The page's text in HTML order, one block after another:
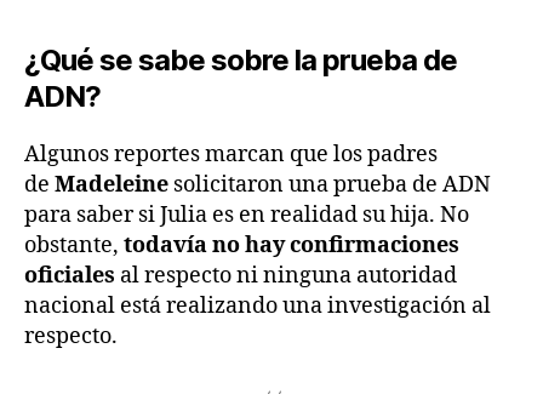
¿Qué se sabe sobre la prueba de
ADN?
Algunos reportes marcan que los padres
de Madeleine solicitaron una prueba de ADN
para saber si Julia es en realidad su hija. No
obstante, todavía no hay confirmaciones
oficiales al respecto ni ninguna autoridad
nacional está realizando una investigación al
respecto.